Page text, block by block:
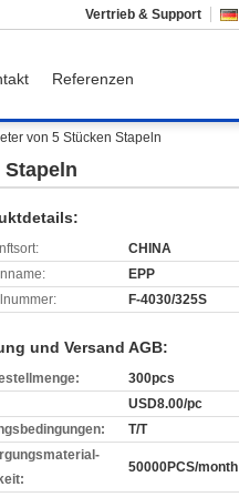
Vertrieb & Support
Referenzen
von 5 Stücken Stapeln
CHINA
EPP
F-4030/325S
und Versand AGB:
300pcs
USD8.00/pc
T/T
50000PCS/month